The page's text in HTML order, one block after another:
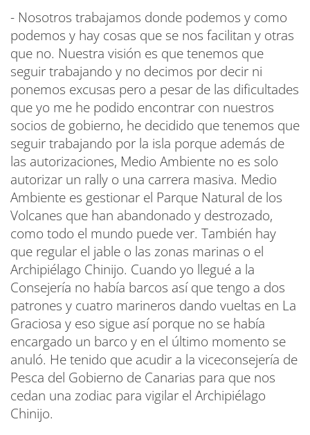
- Nosotros trabajamos donde podemos y como
podemos y hay cosas que se nos facilitan y otras
que no. Nuestra visión es que tenemos que
seguir trabajando y no decimos por decir ni
ponemos excusas pero a pesar de las dificultades
que yo me he podido encontrar con nuestros
socios de gobierno, he decidido que tenemos que
seguir trabajando por la isla porque además de
las autorizaciones, Medio Ambiente no es solo
autorizar un rally o una carrera masiva. Medio
Ambiente es gestionar el Parque Natural de los
Volcanes que han abandonado y destrozado,
como todo el mundo puede ver. También hay
que regular el jable o las zonas marinas o el
Archipiélago Chinijo. Cuando yo llegué a la
Consejería no había barcos así que tengo a dos
patrones y cuatro marineros dando vueltas en La
Graciosa y eso sigue así porque no se había
encargado un barco y en el último momento se
anuló. He tenido que acudir a la viceconsejería de
Pesca del Gobierno de Canarias para que nos
cedan una zodiac para vigilar el Archipiélago
Chinijo.